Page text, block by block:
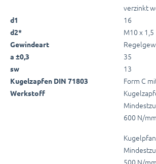
verzinkt
d1 16
d2* M10 x 1,5
Gewindeart
a ±0,3 35
sw 13
Kugelzapfen DIN 71803 Form C
Werkstoff
600 N/
500 N/